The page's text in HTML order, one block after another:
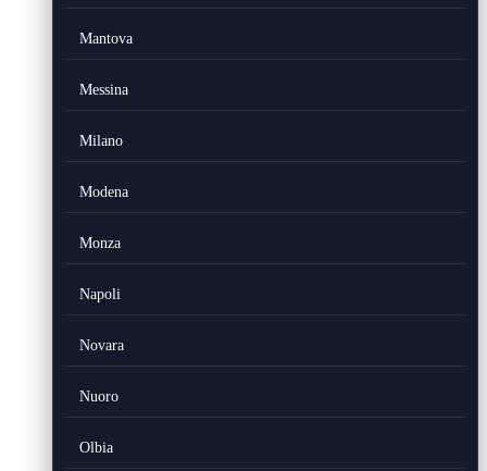
Mantova
Messina
Milano
Modena
Monza
Napoli
Novara
Nuoro
Olbia